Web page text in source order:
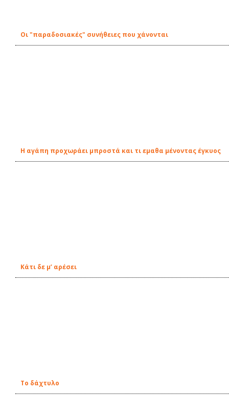
Οι "παραδοσιακές" συνήθειες που χάνονται
Η αγάπη προχωράει μπροστά και τι εμαθα μένοντας έγκυος
Κάτι δε μ’ αρέσει
Το δάχτυλο